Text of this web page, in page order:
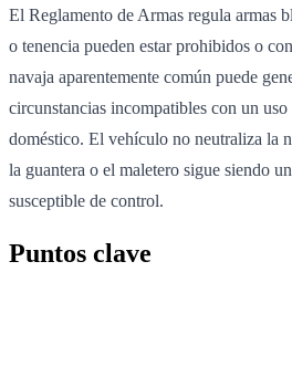
El Reglamento de Armas regula armas
o tenencia pueden estar prohibidos o
navaja aparentemente común puede
circunstancias incompatibles con un
doméstico. El vehículo no neutraliza la
la guantera o el maletero sigue siendo
susceptible de control.
Puntos clave